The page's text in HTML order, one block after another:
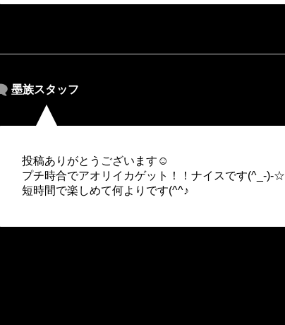
墨族スタッフ
投稿ありがとうございます☺
プチ時合でアオリイカゲット！！ナイスです(^_-)-☆
短時間で楽しめて何よりです(^^♪